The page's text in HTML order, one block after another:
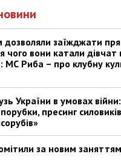
дозволяли заїжджати
чого вони катали дівчат
МС Риба – про клубну
України в умовах
пресинг
за новим